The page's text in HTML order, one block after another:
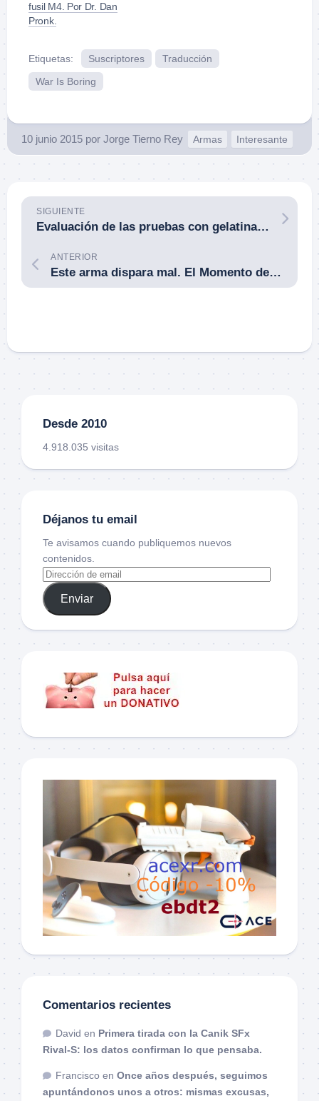
fusil M4. Por Dr. Dan
Pronk.
Etiquetas: Suscriptores
Traducción
War Is Boring
10 junio 2015 por Jorge Tierno Rey Armas Interesante
SIGUIENTE
Evaluación de las pruebas con gelatina balística para calibres de fusil y pistola. Por Dr. Gary K. Roberts.
ANTERIOR
Este arma dispara mal. El Momento del Combatiente con Armas de Fuego. Pat McNamara. 06JUN15.
Desde 2010
4.918.035 visitas
Déjanos tu email
Te avisamos cuando publiquemos nuevos
contenidos.
Enviar
Comentarios recientes
David en Primera tirada con la Canik SFx
Rival-S: los datos confirman lo que pensaba.
Francisco en Once años después, seguimos
apuntándonos unos a otros: mismas excusas,